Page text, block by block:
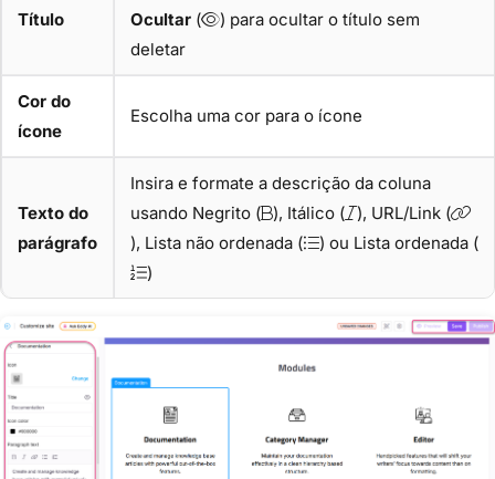
Título
Ocultar (
) para ocultar o título sem
deletar
Cor do
ícone
Escolha uma cor para o ícone
Texto do
parágrafo
Insira e formate a descrição da coluna
usando Negrito ( ), Itálico ( ), URL/Link (
), Lista não ordenada (
) ou Lista ordenada (
)